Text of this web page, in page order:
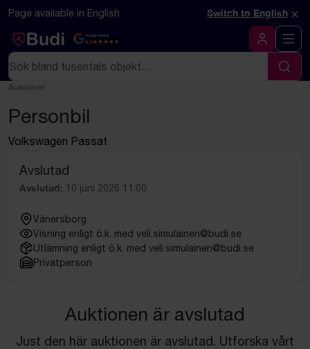
Hoppa till innehåll
Textbaserad (markdown) version av denna sida
Page available in English Switch to English ×
Google Rating
4.5
Logga in
Sök
Sök
Auktioner
Personbil
Volkswagen Passat
Avslutad
Avslutad: 10 juni 2026 11:00
Vänersborg
Visning enligt ö.k. med veli.simulainen@budi.se
Utlämning enligt ö.k. med veli.simulainen@budi.se
Privatperson
Auktionen är avslutad
Just den här auktionen är avslutad. Utforska vårt